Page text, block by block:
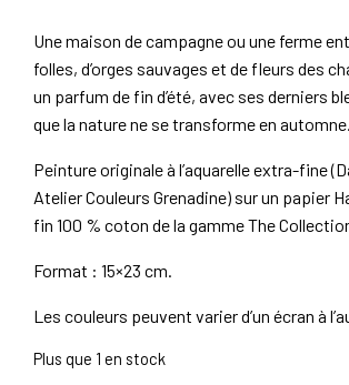
Une maison de campagne ou une ferme
folles, d’orges sauvages et de fleurs des
un parfum de fin d’été, avec ses derniers
que la nature ne se transforme en automne.
Peinture originale à l’aquarelle extra-fine
Atelier Couleurs Grenadine) sur un papier
fin 100 % coton de la gamme The
Format : 15×23 cm.
Les couleurs peuvent varier d’un écran à
Plus que 1 en stock